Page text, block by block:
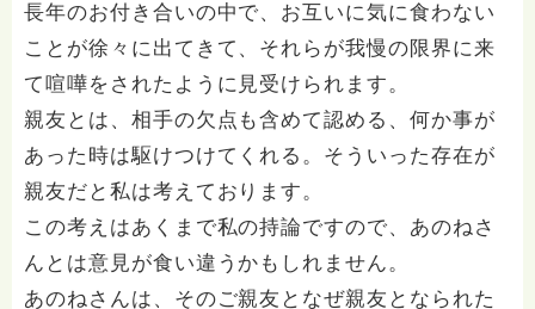
長年のお付き合いの中で、お互いに気に食わない
ことが徐々に出てきて、それらが我慢の限界に来
て喧嘩をされたように見受けられます。
親友とは、相手の欠点も含めて認める、何か事が
あった時は駆けつけてくれる。そういった存在が
親友だと私は考えております。
この考えはあくまで私の持論ですので、あのねさ
んとは意見が食い違うかもしれません。
あのねさんは、そのご親友となぜ親友となられた